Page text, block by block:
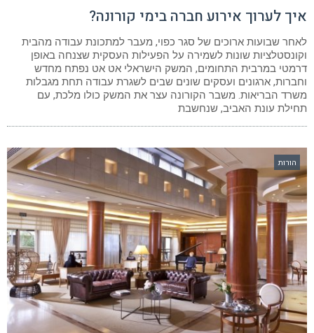
איך לערוך אירוע חברה בימי קורונה?
לאחר שבועות ארוכים של סגר כפוי, מעבר למתכונת עבודה מהבית
וקונסטלציות שונות לשמירה על הפעילות העסקית שצנחה באופן
דרמטי במרבית התחומים, המשק הישראלי אט אט נפתח מחדש
וחברות, ארגונים ועסקים שונים שבים לשגרת עבודה תחת מגבלות
משרד הבריאות. משבר הקורונה עצר את המשק כולו מלכת, עם
תחילת עונת האביב, שנחשבת
הורות